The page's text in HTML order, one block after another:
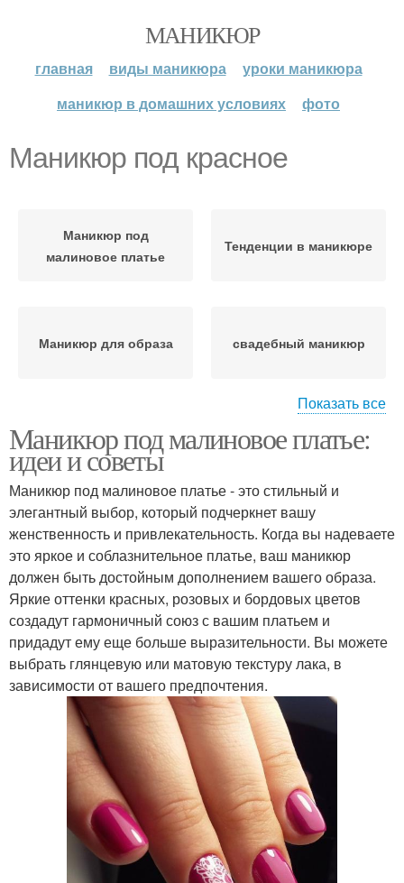
МАНИКЮР
главная виды маникюра
уроки маникюра
маникюр в домашних условиях
фото
Маникюр под красное
Маникюр под
малиновое платье
Тенденции в маникюре
Маникюр для образа свадебный маникюр
ногти
ногти
Идеи для маникюра
Маникюр под розовое
платье
Розовый маникюр Маникюр с блестками
Идеальный маникюр Маникюр к красному
Маникюр для красного
Аксессуары под
красное
Показать все
Маникюр под малиновое платье:
идеи и советы
Маникюр под малиновое платье - это стильный и
элегантный выбор, который подчеркнет вашу
женственность и привлекательность. Когда вы надеваете
это яркое и соблазнительное платье, ваш маникюр
должен быть достойным дополнением вашего образа.
Яркие оттенки красных, розовых и бордовых цветов
создадут гармоничный союз с вашим платьем и
придадут ему еще больше выразительности. Вы можете
выбрать глянцевую или матовую текстуру лака, в
зависимости от вашего предпочтения.